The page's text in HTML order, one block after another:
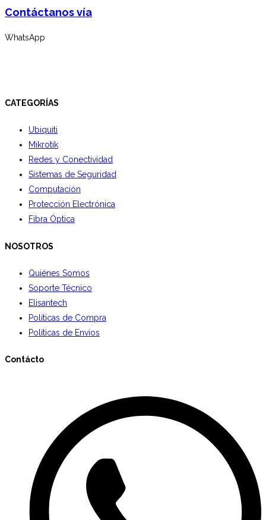
Contáctanos vía
WhatsApp
CATEGORÍAS
Ubiquiti
Mikrotik
Redes y Conectividad
Sistemas de Seguridad
Computación
Protección Electrónica
Fibra Óptica
NOSOTROS
Quiénes Somos
Soporte Técnico
Elisantech
Políticas de Compra
Políticas de Envíos
Contácto